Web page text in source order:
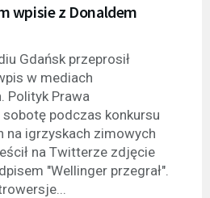
wpisie z Donaldem
Gdańsk przeprosił
w mediach
Polityk Prawa
podczas konkursu
na igrzyskach zimowych
na Twitterze zdjęcie
"Wellinger przegrał".